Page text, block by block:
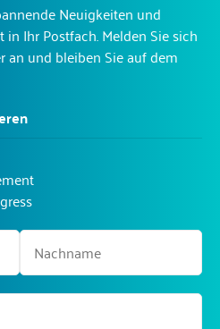
Neuigkeiten und
Ihr Postfach. Melden Sie sich
an und bleiben Sie auf dem